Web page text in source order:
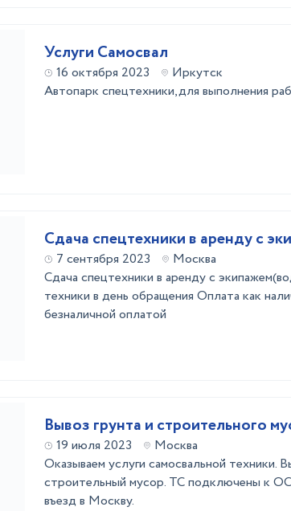
Услуги Самосвал
16 октября 2023
Иркутск
Автопарк спецтехники,для выполнения
Сдача спецтехники в аренду с
7 сентября 2023
Москва
Сдача спецтехники в аренду с
техники в день обращения Оплата как
безналичной оплатой
Вывоз грунта и строительного
19 июля 2023
Москва
Оказываем услуги самосвальной техники.
строительный мусор. ТС подключены к
въезд в Москву.